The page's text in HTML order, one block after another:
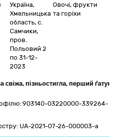
Україна,
Хмельницька
область, с.
Самчики,
пров.
Польовий 2
по 31-12-
2023
Овочі, фрукти
та горіхи
свіжа, пізньостигла, перший
903140-03220000-339264-
UA-2021-07-26-000003-a